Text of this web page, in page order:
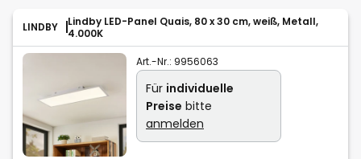
LINDBY
Lindby LED-Panel Quais, 80 x 30 cm, weiß, Metall,
4.000K
Art.-Nr.: 9956063
Für individuelle
Preise bitte
anmelden